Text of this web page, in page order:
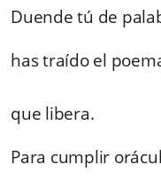
Duende tú de
has traído el
que libera.
Para cumplir